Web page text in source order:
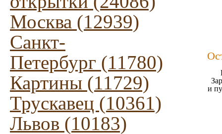
Москва (12939)
Санкт-
Петербург (11780)
Картины (11729)
Трускавец (10361)
Львов (10183)
и